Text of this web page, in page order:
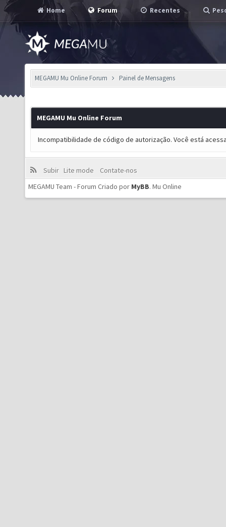
Home Forum Recentes
MEGAMU Mu Online Forum Painel de Mensagens
MEGAMU Mu Online Forum
Incompatibilidade de código de autorização. Você está
Subir Lite mode
Contate-nos
MEGAMU Team - Forum Criado por MyBB. Mu Online